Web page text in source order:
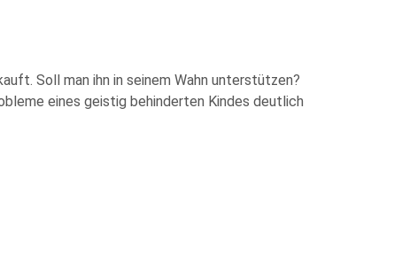
Soll man ihn in seinem Wahn unterstützen?
eines geistig behinderten Kindes deutlich